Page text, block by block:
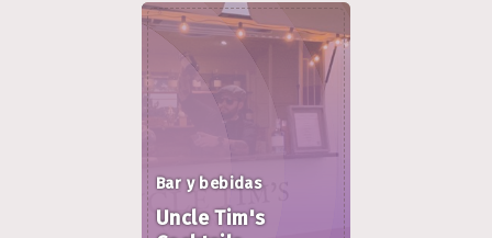
Bar y bebidas
Uncle Tim's